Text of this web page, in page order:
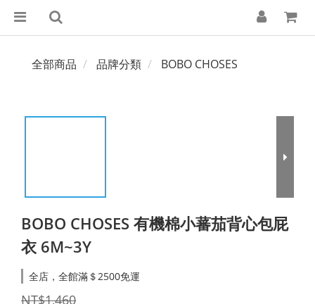
全部商品 品牌分類 BOBO CHOSES
BOBO CHOSES 有機棉小蕃茄背心包屁
衣 6M~3Y
全店，全館滿＄2500免運
NT$1,460